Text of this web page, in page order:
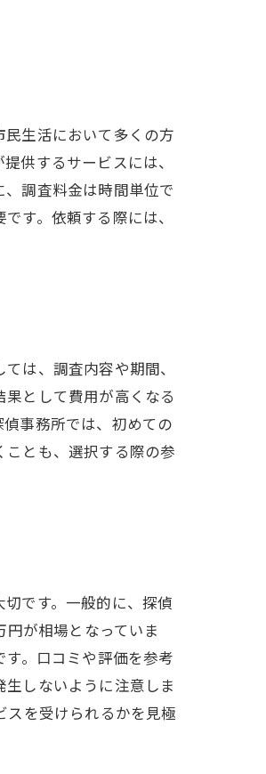
生活において多くの方
供するサービスには、
調査料金は時間単位で
す。依頼する際には、
は、調査内容や期間、
として費用が高くなる
事務所では、初めての
とも、選択する際の参
です。一般的に、探偵
が相場となっていま
。口コミや評価を参考
しないように注意しま
スを受けられるかを見極